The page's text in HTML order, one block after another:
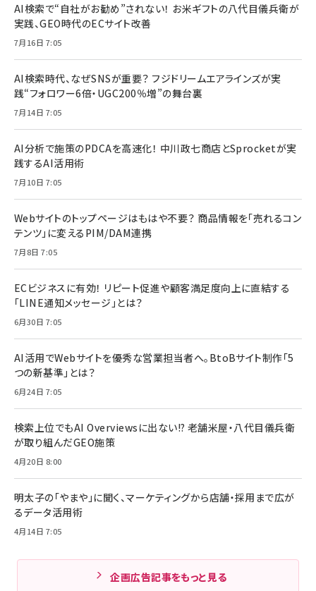
AI検索で“自社がお勧め”されない！ お米ギフトの八代目儀兵衛が
実践、GEO時代のECサイト改善
7月16日 7:05
AI検索時代、なぜSNSが重要？ フジドリームエアラインズが実
践“フォロワー6倍・UGC200％増”の舞台裏
7月14日 7:05
AI分析で施策のPDCAを高速化！ 中川政七商店とSprocketが実
践するAI活用術
7月10日 7:05
Webサイトのトップページはもはや不要？ 商品情報を「売れるコン
テンツ」に変えるPIM/DAM連携
7月8日 7:05
ECビジネスに有効！ リピート促進や顧客満足度向上に直結する
「LINE通知メッセージ」とは？
6月30日 7:05
AI活用でWebサイトを優秀な営業担当者へ。BtoBサイト制作「5
つの新基準」とは？
6月24日 7:05
検索上位でもAI Overviewsに出ない!? 老舗米屋・八代目儀兵衛
が取り組んだGEO施策
4月20日 8:00
明太子の「やまや」に聞く、マーケティングから店舗・採用まで広が
るデータ活用術
4月14日 7:05
企画広告記事をもっと見る